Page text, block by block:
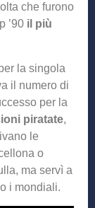
che furono
’90 il più
la singola
il numero di
per la
piratate,
le
o
ma servì a
i mondiali.